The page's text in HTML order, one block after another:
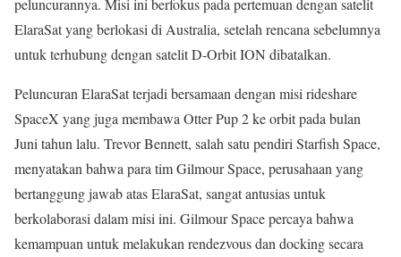
peluncurannya. Misi ini berfokus pada pertemuan dengan satelit
ElaraSat yang berlokasi di Australia, setelah rencana sebelumnya
untuk terhubung dengan satelit D-Orbit ION dibatalkan.
Peluncuran ElaraSat terjadi bersamaan dengan misi rideshare
SpaceX yang juga membawa Otter Pup 2 ke orbit pada bulan
Juni tahun lalu. Trevor Bennett, salah satu pendiri Starfish Space,
menyatakan bahwa para tim Gilmour Space, perusahaan yang
bertanggung jawab atas ElaraSat, sangat antusias untuk
berkolaborasi dalam misi ini. Gilmour Space percaya bahwa
kemampuan untuk melakukan rendezvous dan docking secara